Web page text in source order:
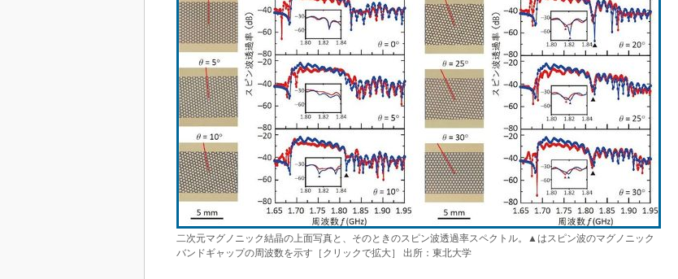
二次元マグノニック結晶の上面写真と、そのときのスピン波透過率スペクトル。▲はスピン波のマグノニック
バンドギャップの周波数を示す［クリックで拡大］ 出所：東北大学